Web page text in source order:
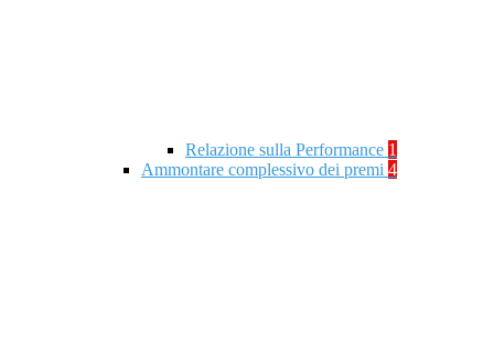
Relazione sulla Performance 1
Ammontare complessivo dei premi 4